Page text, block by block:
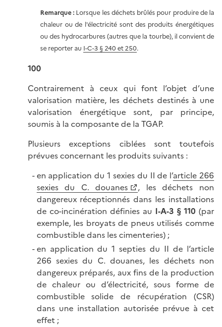
Remarque : Lorsque les déchets brûlés pour produire de la
chaleur ou de l'électricité sont des produits énergétiques
ou des hydrocarbures (autres que la tourbe), il convient de
se reporter au I-C-3 § 240 et 250.
100
Contrairement à ceux qui font l’objet d’une
valorisation matière, les déchets destinés à une
valorisation énergétique sont, par principe,
soumis à la composante de la TGAP.
Plusieurs exceptions ciblées sont toutefois
prévues concernant les produits suivants :
en application du 1 sexies du II de l’article 266
sexies du C. douanes
, les déchets non
dangereux réceptionnés dans les installations
de co-incinération définies au I-A-3 § 110(par
exemple, les broyats de pneus utilisés comme
combustible dans les cimenteries) ;
en application du 1 septies du II de l’article
266 sexies du C. douanes, les déchets non
dangereux préparés, aux fins de la production
de chaleur ou d’électricité, sous forme de
combustible solide de récupération (CSR)
dans une installation autorisée prévue à cet
effet ;